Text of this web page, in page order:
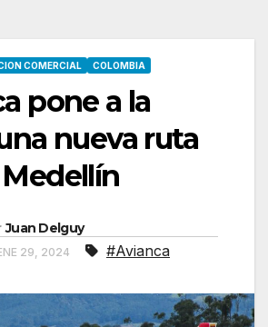
COMERCIAL COLOMBIA
pone a la
nueva ruta
Juan Delguy
29, 2024 #Avianca